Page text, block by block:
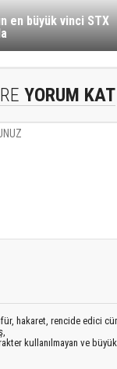
en büyük vinci STX
YORUM KAT
hakaret, rencide edici
kullanılmayan ve